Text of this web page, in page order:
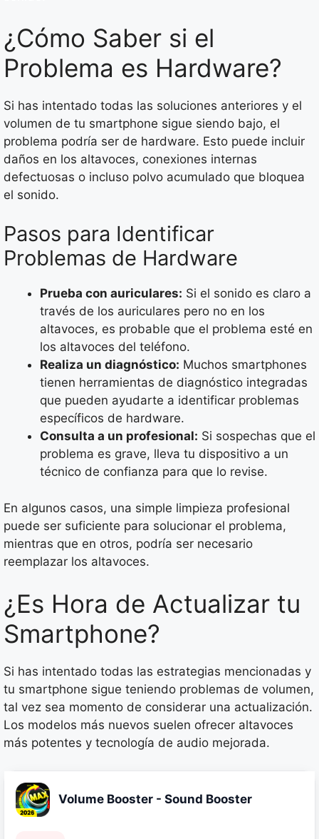
¿Cómo Saber si el
Problema es Hardware?
Si has intentado todas las soluciones anteriores y el
volumen de tu smartphone sigue siendo bajo, el
problema podría ser de hardware. Esto puede incluir
daños en los altavoces, conexiones internas
defectuosas o incluso polvo acumulado que bloquea
el sonido.
Pasos para Identificar
Problemas de Hardware
Prueba con auriculares: Si el sonido es claro a
través de los auriculares pero no en los
altavoces, es probable que el problema esté en
los altavoces del teléfono.
Realiza un diagnóstico: Muchos smartphones
tienen herramientas de diagnóstico integradas
que pueden ayudarte a identificar problemas
específicos de hardware.
Consulta a un profesional: Si sospechas que el
problema es grave, lleva tu dispositivo a un
técnico de confianza para que lo revise.
En algunos casos, una simple limpieza profesional
puede ser suficiente para solucionar el problema,
mientras que en otros, podría ser necesario
reemplazar los altavoces.
¿Es Hora de Actualizar tu
Smartphone?
Si has intentado todas las estrategias mencionadas y
tu smartphone sigue teniendo problemas de volumen,
tal vez sea momento de considerar una actualización.
Los modelos más nuevos suelen ofrecer altavoces
más potentes y tecnología de audio mejorada.
Volume Booster - Sound Booster